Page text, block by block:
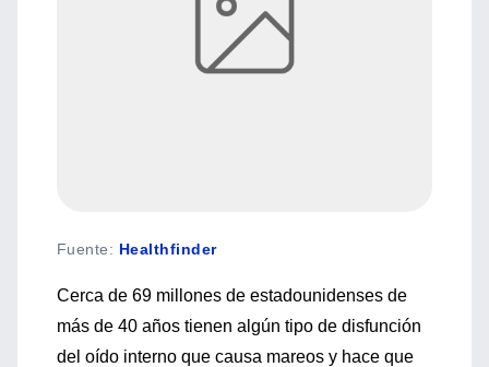
Fuente: Healthfinder
Cerca de 69 millones de estadounidenses de
más de 40 años tienen algún tipo de disfunción
del oído interno que causa mareos y hace que